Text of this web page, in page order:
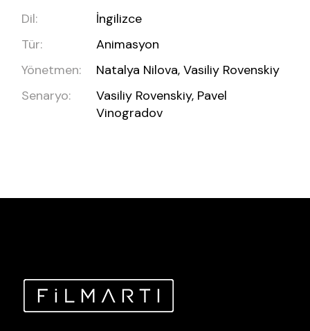
Dil:
İngilizce
Tür:
Animasyon
Yönetmen:
Natalya Nilova, Vasiliy Rovenskiy
Senaryo:
Vasiliy Rovenskiy, Pavel
Vinogradov